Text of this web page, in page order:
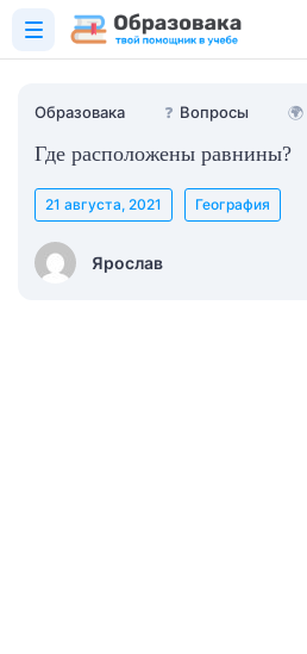
Образовака ❓ Вопросы 🌍
Где расположены равнины?
Ярослав
21 августа, 2021 География